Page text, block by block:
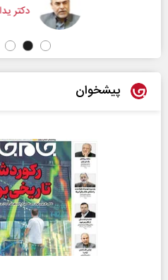
دکتر یدالله جوانی -
پیشخوان